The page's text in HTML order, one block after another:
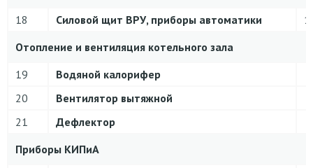
18
Силовой щит ВРУ, приборы автоматики
1
Отопление и вентиляция котельного зала
19
Водяной калорифер
20
Вентилятор вытяжной
21
Дефлектор
Приборы КИПиА